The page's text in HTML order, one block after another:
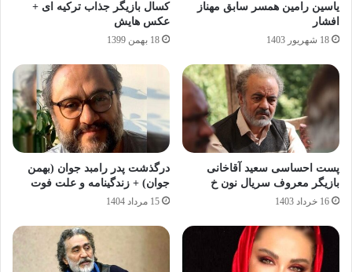
یاسین رامین همسر سابق مهناز
افشار
18 شهریور 1403
کسال بازیگر جذاب ترکیه ای +
عکس هایش
18 بهمن 1399
پست احساسی سعید آقاخانی
بازیگر معروف سریال نون خ
16 خرداد 1403
درگذشت پدر رامبد جوان (بهمن
جوان) + زندگینامه و علت فوت
15 مرداد 1404